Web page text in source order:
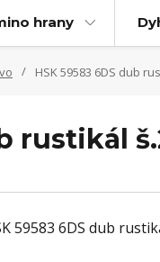
hrany
HSK 59583 6DS dub
rustikál